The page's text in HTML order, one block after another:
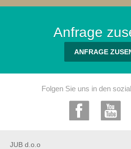
Anfrage
ANFRAGE
Folgen Sie uns in den
JUB d.o.o